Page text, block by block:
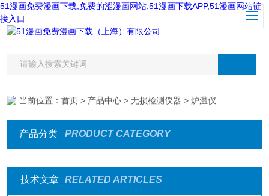
51漫画免费漫画下载,免费的涩漫画网站,51漫画下载APP,51漫画网站链
接入口
当前位置：首页 > 产品中心 >无损检测仪器 > 炉温仪
产品分类 PRODUCT CATEGORY
技术文章 RELATED ARTICLES